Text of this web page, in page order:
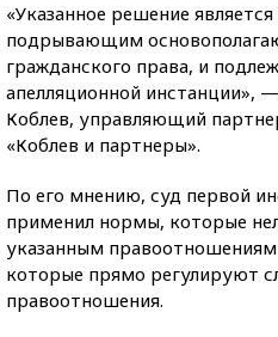
«Указанное решение
подрывающим
гражданского права, и
апелляционной инстанции»,
Коблев, управляющий
«Коблев и партнеры».
По его мнению, суд первой
применил нормы, которые
указанным
которые прямо регулируют
правоотношения.